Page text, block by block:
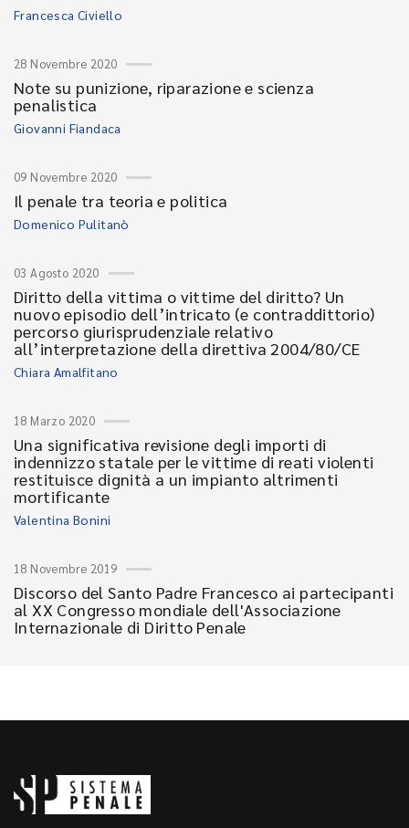
Francesca Civiello
28 Novembre 2020
Note su punizione, riparazione e scienza
penalistica
Giovanni Fiandaca
09 Novembre 2020
Il penale tra teoria e politica
Domenico Pulitanò
03 Agosto 2020
Diritto della vittima o vittime del diritto? Un
nuovo episodio dell’intricato (e contraddittorio)
percorso giurisprudenziale relativo
all’interpretazione della direttiva 2004/80/CE
Chiara Amalfitano
18 Marzo 2020
Una significativa revisione degli importi di
indennizzo statale per le vittime di reati violenti
restituisce dignità a un impianto altrimenti
mortificante
Valentina Bonini
18 Novembre 2019
Discorso del Santo Padre Francesco ai partecipanti
al XX Congresso mondiale dell'Associazione
Internazionale di Diritto Penale